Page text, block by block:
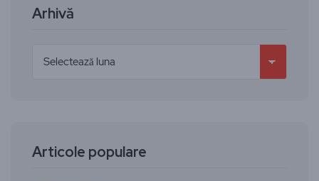
Arhivă
Articole populare